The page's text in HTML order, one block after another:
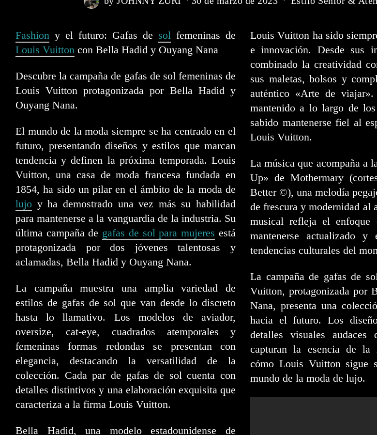
Fashion y el futuro: Gafas de sol femeninas de
Louis Vuitton con Bella Hadid y Ouyang Nana
Descubre la campaña de gafas de sol femeninas de
Louis Vuitton protagonizada por Bella Hadid y
Ouyang Nana.
El mundo de la moda siempre se ha centrado en el
futuro, presentando diseños y estilos que marcan
tendencia y definen la próxima temporada. Louis
Vuitton, una casa de moda francesa fundada en
1854, ha sido un pilar en el ámbito de la moda de
lujo y ha demostrado una vez más su habilidad
para mantenerse a la vanguardia de la industria. Su
última campaña de gafas de sol para mujeres está
protagonizada por dos jóvenes talentosas y
aclamadas, Bella Hadid y Ouyang Nana.
La campaña muestra una amplia variedad de
estilos de gafas de sol que van desde lo discreto
hasta lo llamativo. Los modelos de aviador,
oversize, cat-eye, cuadrados atemporales y
femeninas formas redondas se presentan con
elegancia, destacando la versatilidad de la
colección. Cada par de gafas de sol cuenta con
detalles distintivos y una elaboración exquisita que
caracteriza a la firma Louis Vuitton.
Bella Hadid, una modelo estadounidense de
Louis Vuitton ha sido
e innovación. Desde sus
combinado la creatividad
sus maletas, bolsos y
auténtico «Arte de
mantenido a lo largo de
sabido mantenerse fiel al
Louis Vuitton.
La música que acompaña a
Up» de Mothermary
Better ©), una melodía
de frescura y modernidad al
musical refleja el
mantenerse actualizado
tendencias culturales del
La campaña de gafas de
Vuitton, protagonizada por
Nana, presenta una
hacia el futuro. Los
detalles visuales
capturan la esencia de la
cómo Louis Vuitton sigue
mundo de la moda de lujo.